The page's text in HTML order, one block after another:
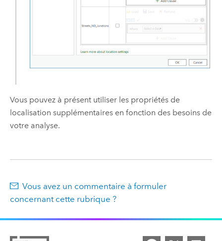
Vous pouvez à présent utiliser les propriétés de
localisation supplémentaires en fonction des besoins de
votre analyse.
Vous avez un commentaire à formuler
concernant cette rubrique ?